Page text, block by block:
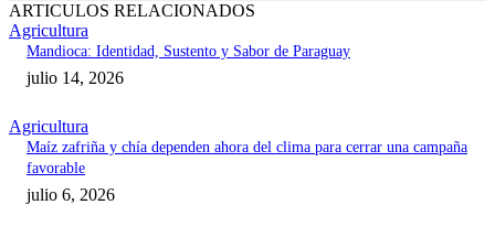
ARTICULOS RELACIONADOS
Agricultura
Mandioca: Identidad, Sustento y Sabor de Paraguay
julio 14, 2026
Agricultura
Maíz zafriña y chía dependen ahora del clima para cerrar una campaña
favorable
julio 6, 2026